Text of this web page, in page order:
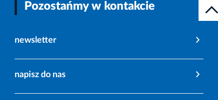
Pozostańmy w kontakcie
newsletter
napisz do nas